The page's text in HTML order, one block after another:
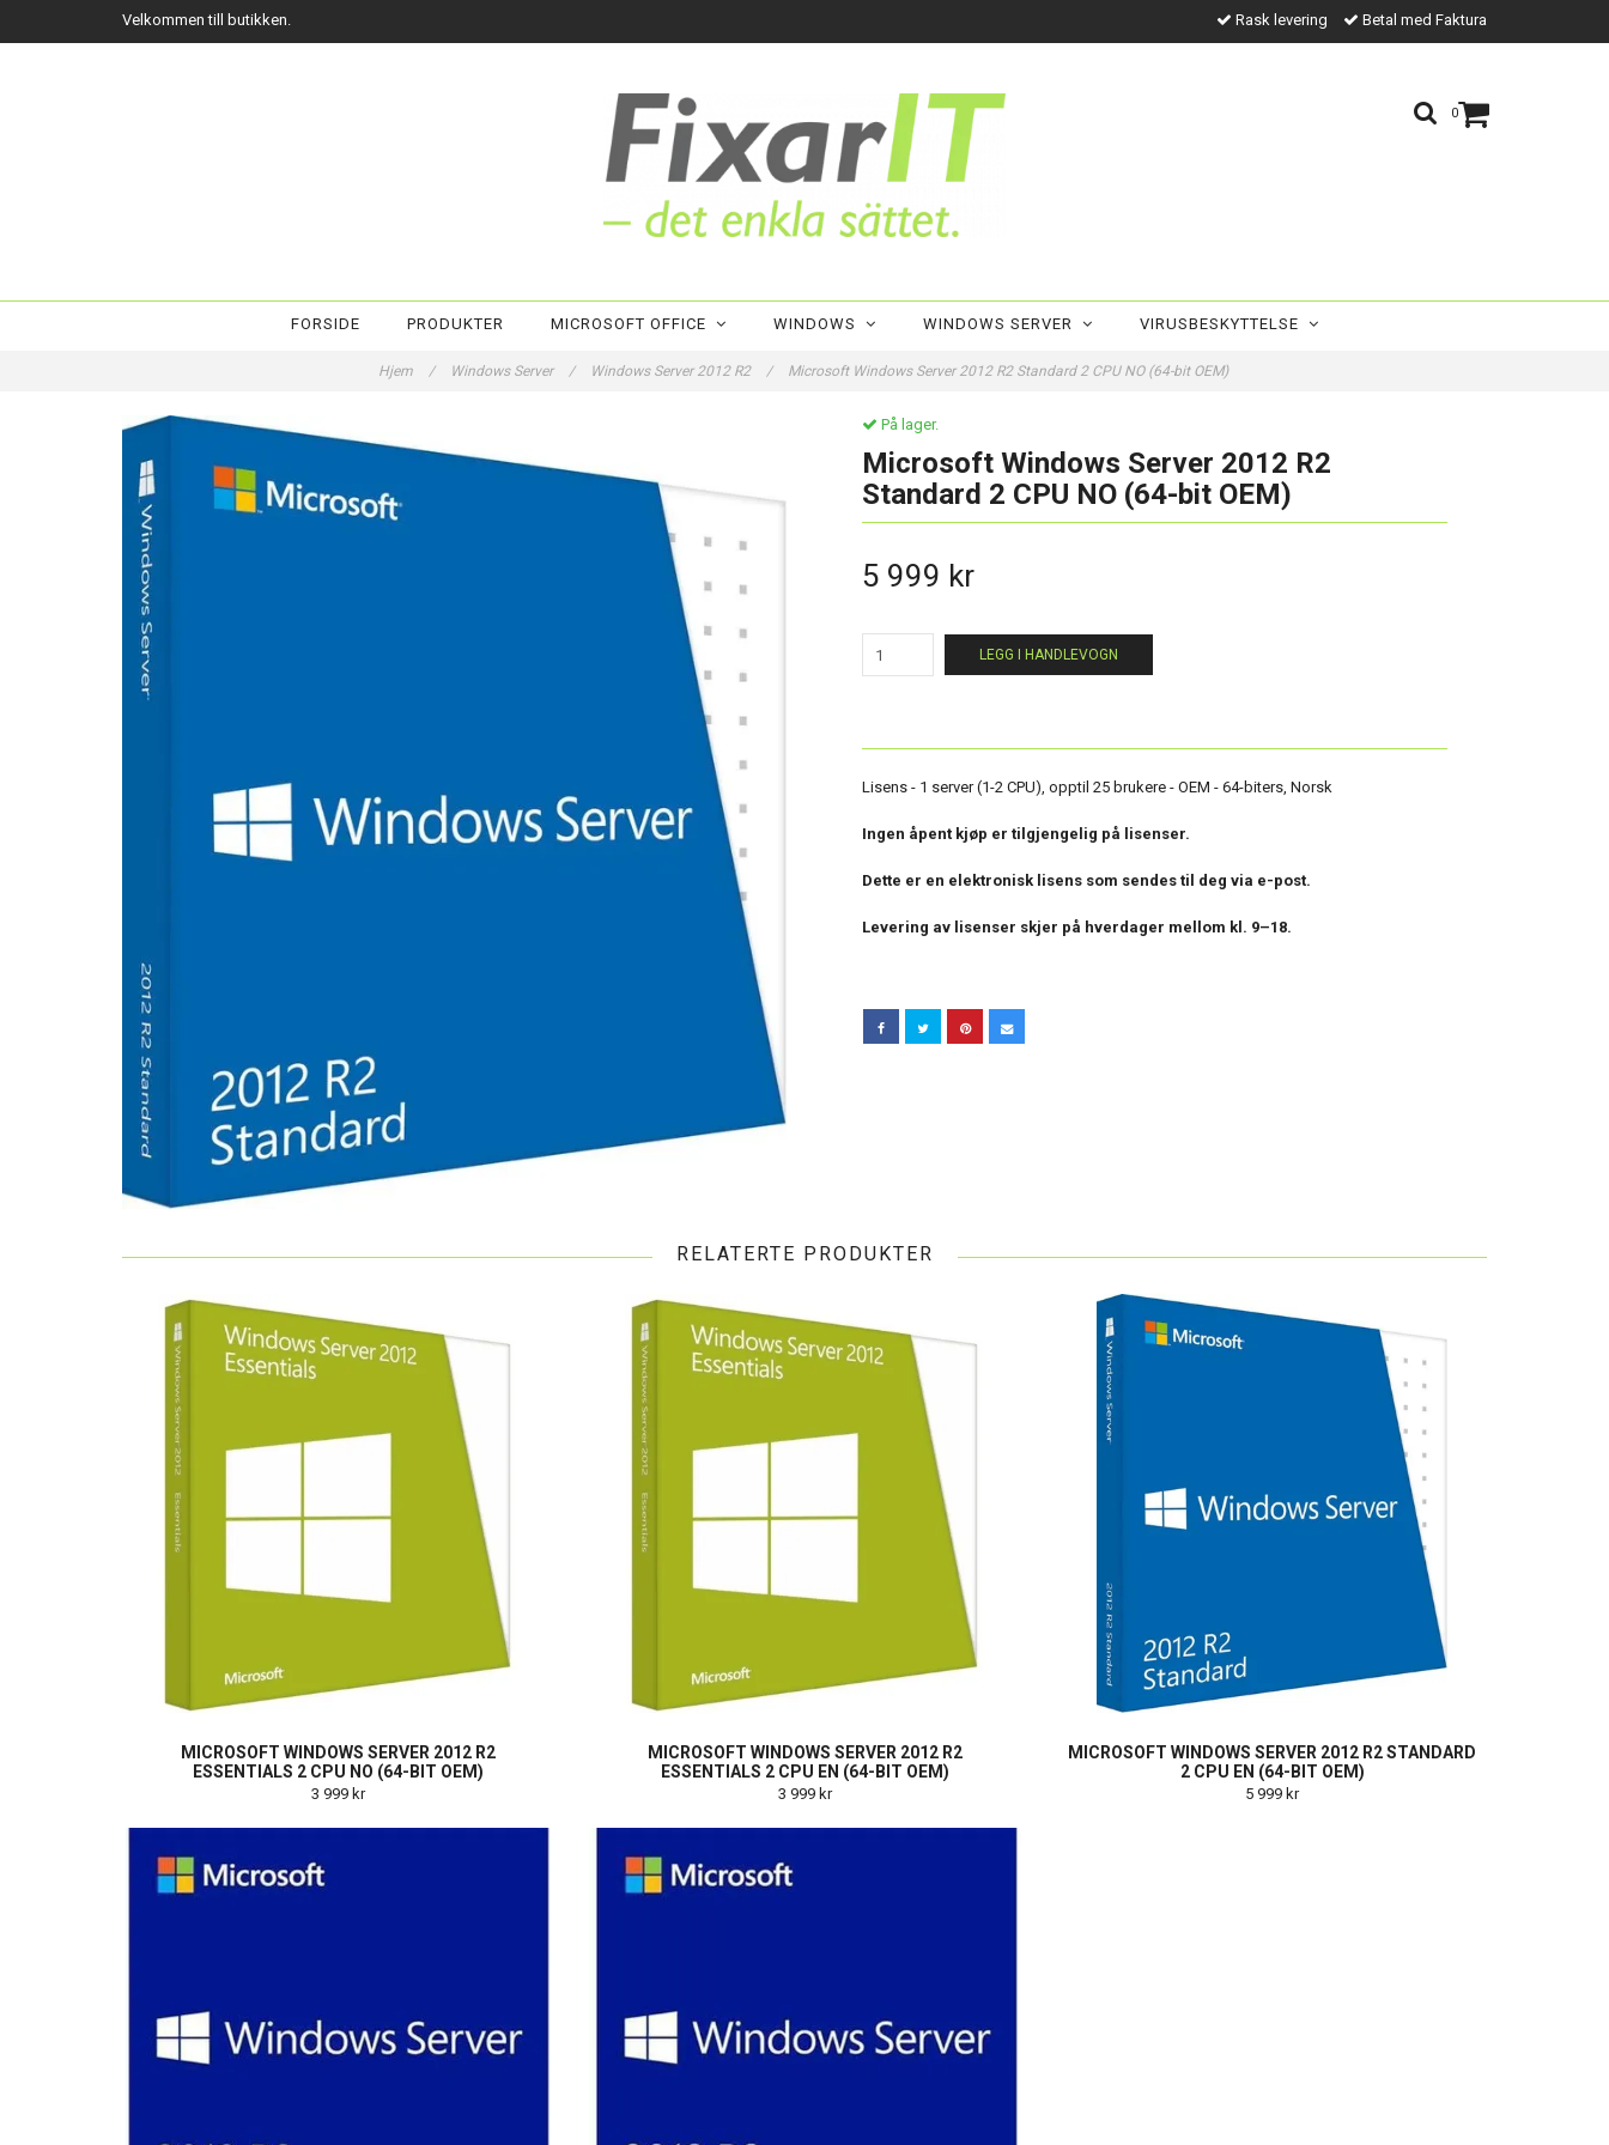
Velkommen till butikken. Rask levering Betal med Faktura
0
FORSIDE PRODUKTER MICROSOFT OFFICE WINDOWS WINDOWS SERVER VIRUSBESKYTTELSE
Hjem / Windows Server / Windows Server 2012 R2 / Microsoft Windows Server 2012 R2 Standard 2 CPU NO (64-bit OEM)
På lager.
Microsoft Windows Server 2012 R2
Standard 2 CPU NO (64-bit OEM)
5 999 kr
LEGG I HANDLEVOGN
Lisens - 1 server (1-2 CPU), opptil 25 brukere - OEM - 64-biters, Norsk
Ingen åpent kjøp er tilgjengelig på lisenser.
Dette er en elektronisk lisens som sendes til deg via e-post.
Levering av lisenser skjer på hverdager mellom kl. 9–18.
RELATERTE PRODUKTER
MICROSOFT WINDOWS SERVER 2012 R2
ESSENTIALS 2 CPU NO (64-BIT OEM)
3 999 kr
MICROSOFT WINDOWS SERVER 2012 R2
ESSENTIALS 2 CPU EN (64-BIT OEM)
3 999 kr
MICROSOFT WINDOWS SERVER 2012 R2 STANDARD
2 CPU EN (64-BIT OEM)
5 999 kr